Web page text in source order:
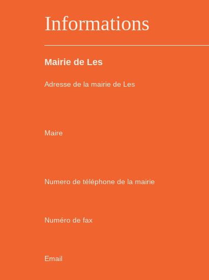
Informations
Mairie de Les
Adresse de la mairie de Les
Maire
Numero de téléphone de la mairie
Numéro de fax
Email